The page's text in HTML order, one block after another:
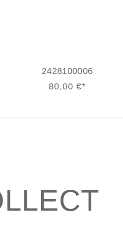
2823300008
79,90 €*